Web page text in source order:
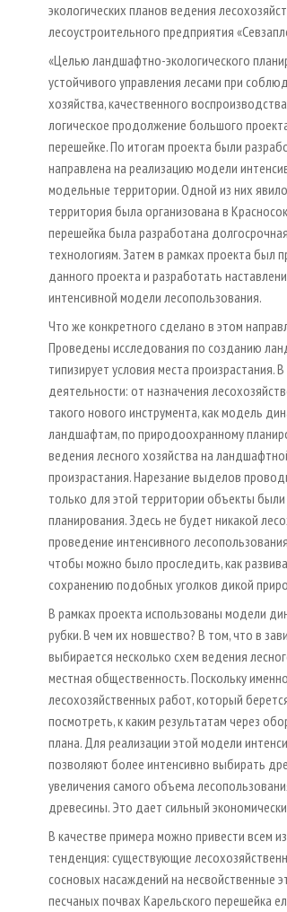
экологических планов ведения
лесоустроительного предприятия
«Целью ландшафтно-экологического
устойчивого управления лесами при
хозяйства, качественного
логическое продолжение большого
перешейке. По итогам проекта были
направлена на реализацию модели
модельные территории. Одной из них
территория была организована в
перешейка была разработана
технологиям. Затем в рамках проекта был
данного проекта и разработать
интенсивной модели лесопользования.
Что же конкретного сделано в этом
Проведены исследования по созданию
типизирует условия места произрастания.
деятельности: от назначения
такого нового инструмента, как модель
ландшафтам, по природоохранному
ведения лесного хозяйства на
произрастания. Нарезание выделов
только для этой территории объекты
планирования. Здесь не будет никакой
проведение интенсивного
чтобы можно было проследить, как
сохранению подобных уголков дикой
В рамках проекта использованы модели
рубки. В чем их новшество? В том, что в
выбирается несколько схем ведения
местная общественность. Поскольку
лесохозяйственных работ, который
посмотреть, к каким результатам через
плана. Для реализации этой модели
позволяют более интенсивно выбирать
увеличения самого объема
древесины. Это дает сильный
В качестве примера можно привести всем
тенденция: существующие
сосновых насаждений на несвойственные
песчаных почвах Карельского перешейка